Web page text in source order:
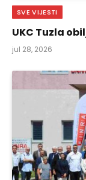
SVE VIJESTI
UKC Tuzla
jul 28, 2026